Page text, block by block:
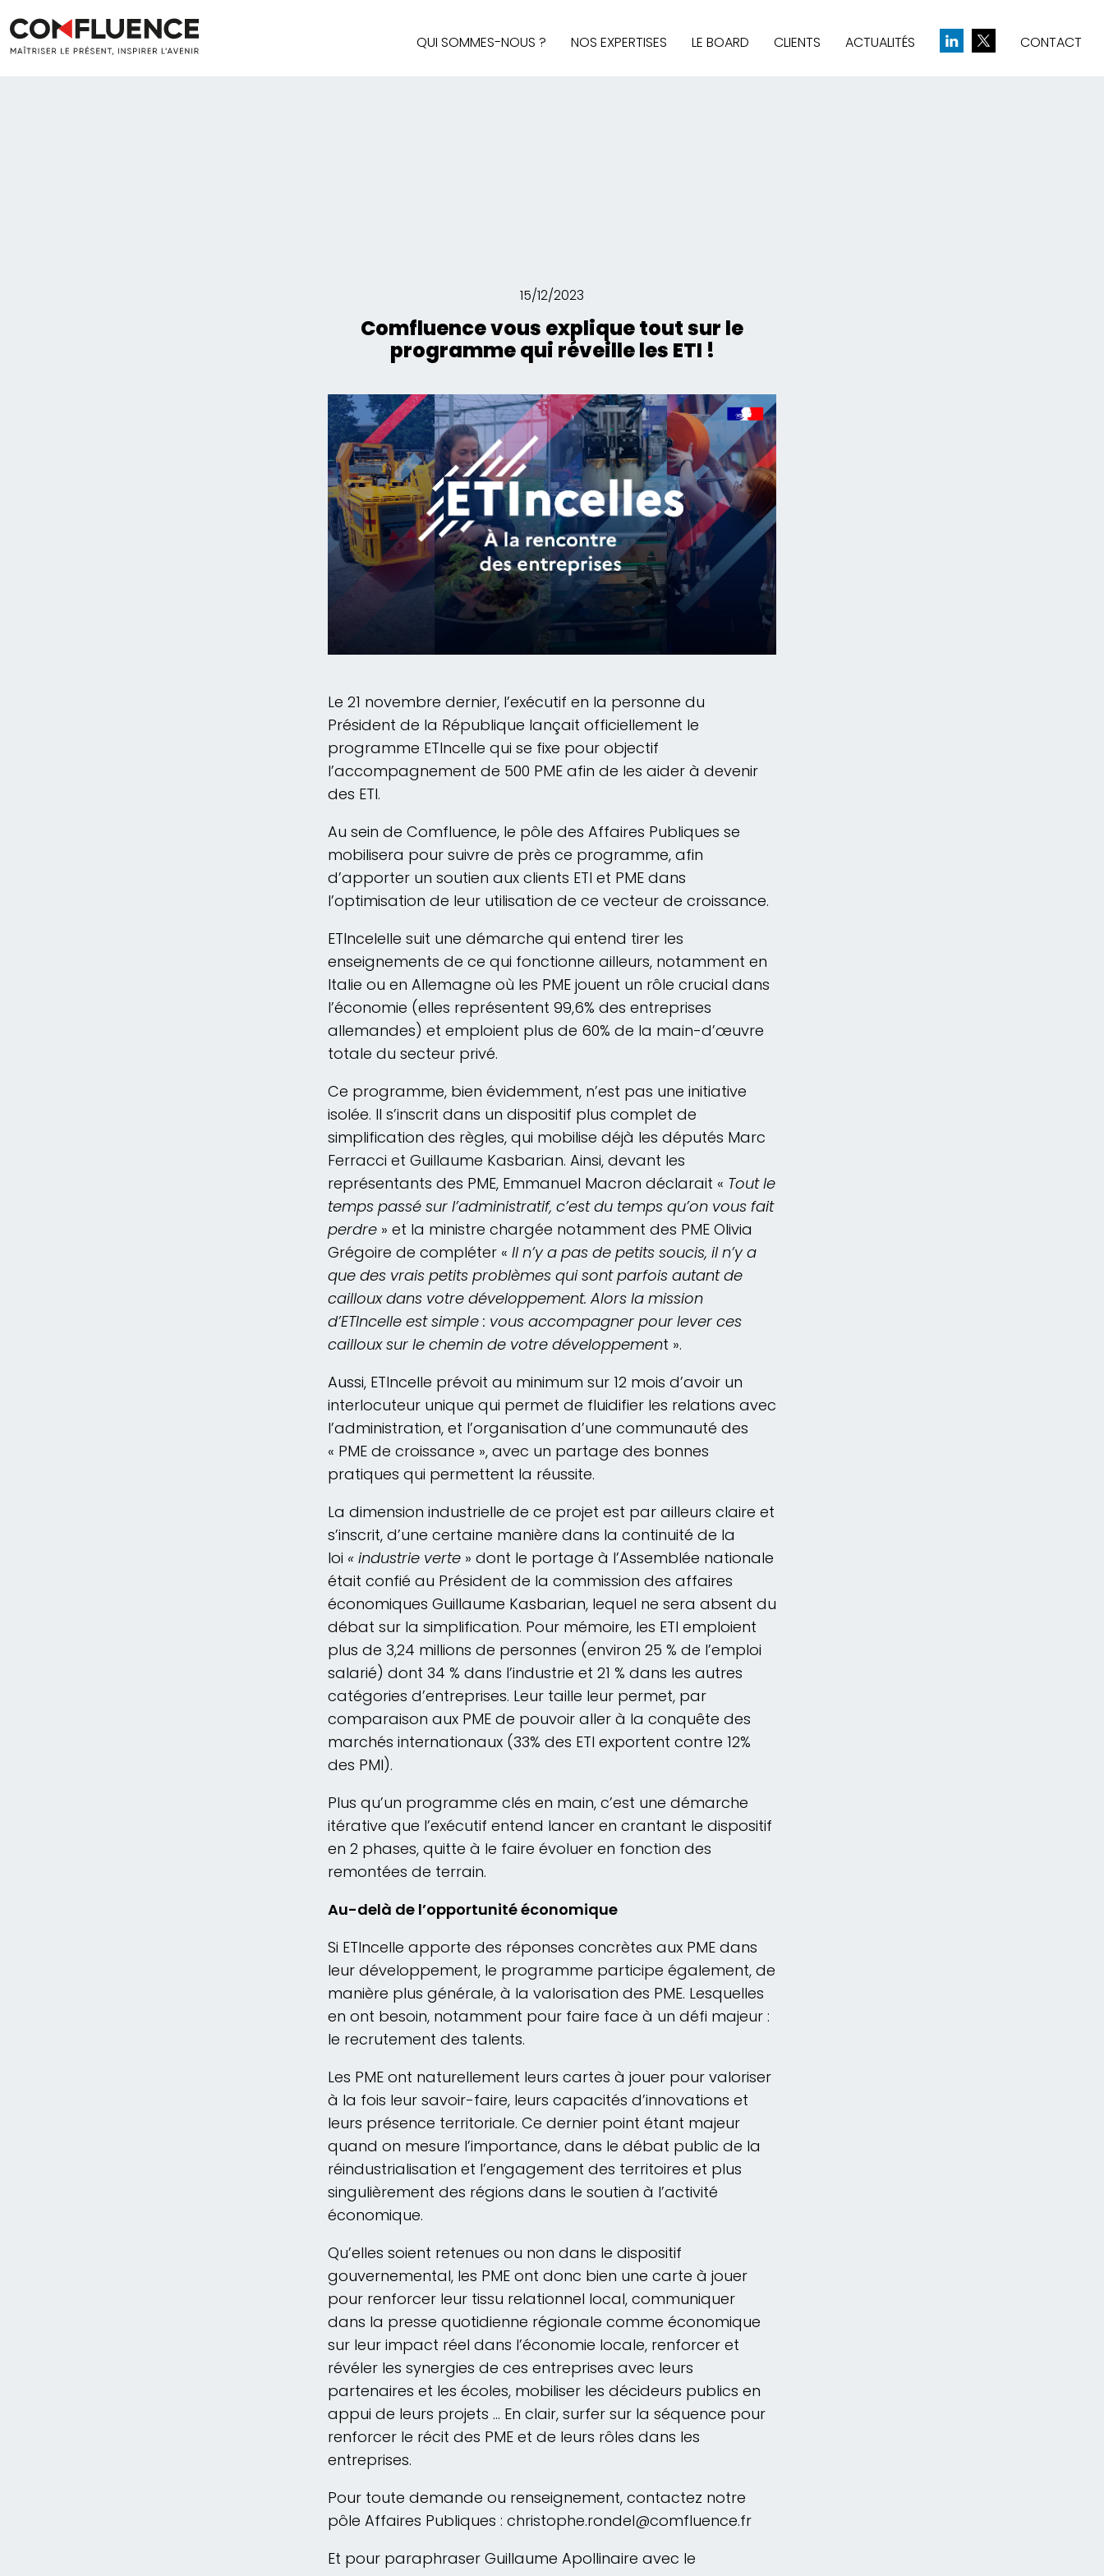
QUI SOMMES-NOUS ?
NOS EXPERTISES
LE BOARD CLIENTS ACTUALITÉS CONTACT
15/12/2023
Comfluence vous explique tout sur le
programme qui réveille les ETI !
Le 21 novembre dernier, l’exécutif en la personne du
Président de la République lançait officiellement le
programme ETIncelle qui se fixe pour objectif
l’accompagnement de 500 PME afin de les aider à devenir
des ETI.
Au sein de Comfluence, le pôle des Affaires Publiques se
mobilisera pour suivre de près ce programme, afin
d’apporter un soutien aux clients ETI et PME dans
l’optimisation de leur utilisation de ce vecteur de croissance.
ETIncelelle suit une démarche qui entend tirer les
enseignements de ce qui fonctionne ailleurs, notamment en
Italie ou en Allemagne où les PME jouent un rôle crucial dans
l’économie (elles représentent 99,6% des entreprises
allemandes) et emploient plus de 60% de la main-d’œuvre
totale du secteur privé.
Ce programme, bien évidemment, n’est pas une initiative
isolée. Il s’inscrit dans un dispositif plus complet de
simplification des règles, qui mobilise déjà les députés Marc
Ferracci et Guillaume Kasbarian. Ainsi, devant les
représentants des PME, Emmanuel Macron déclarait « Tout le
temps passé sur l’administratif, c’est du temps qu’on vous fait
perdre » et la ministre chargée notamment des PME Olivia
Grégoire de compléter « Il n’y a pas de petits soucis, il n’y a
que des vrais petits problèmes qui sont parfois autant de
cailloux dans votre développement. Alors la mission
d’ETIncelle est simple : vous accompagner pour lever ces
cailloux sur le chemin de votre développement ».
Aussi, ETIncelle prévoit au minimum sur 12 mois d’avoir un
interlocuteur unique qui permet de fluidifier les relations avec
l’administration, et l’organisation d’une communauté des
« PME de croissance », avec un partage des bonnes
pratiques qui permettent la réussite.
La dimension industrielle de ce projet est par ailleurs claire et
s’inscrit, d’une certaine manière dans la continuité de la
loi « industrie verte » dont le portage à l’Assemblée nationale
était confié au Président de la commission des affaires
économiques Guillaume Kasbarian, lequel ne sera absent du
débat sur la simplification. Pour mémoire, les ETI emploient
plus de 3,24 millions de personnes (environ 25 % de l’emploi
salarié) dont 34 % dans l’industrie et 21 % dans les autres
catégories d’entreprises. Leur taille leur permet, par
comparaison aux PME de pouvoir aller à la conquête des
marchés internationaux (33% des ETI exportent contre 12%
des PMI).
Plus qu’un programme clés en main, c’est une démarche
itérative que l’exécutif entend lancer en crantant le dispositif
en 2 phases, quitte à le faire évoluer en fonction des
remontées de terrain.
Au-delà de l’opportunité économique
Si ETIncelle apporte des réponses concrètes aux PME dans
leur développement, le programme participe également, de
manière plus générale, à la valorisation des PME. Lesquelles
en ont besoin, notamment pour faire face à un défi majeur :
le recrutement des talents.
Les PME ont naturellement leurs cartes à jouer pour valoriser
à la fois leur savoir-faire, leurs capacités d’innovations et
leurs présence territoriale. Ce dernier point étant majeur
quand on mesure l’importance, dans le débat public de la
réindustrialisation et l’engagement des territoires et plus
singulièrement des régions dans le soutien à l’activité
économique.
Qu’elles soient retenues ou non dans le dispositif
gouvernemental, les PME ont donc bien une carte à jouer
pour renforcer leur tissu relationnel local, communiquer
dans la presse quotidienne régionale comme économique
sur leur impact réel dans l’économie locale, renforcer et
révéler les synergies de ces entreprises avec leurs
partenaires et les écoles, mobiliser les décideurs publics en
appui de leurs projets … En clair, surfer sur la séquence pour
renforcer le récit des PME et de leurs rôles dans les
entreprises.
Pour toute demande ou renseignement, contactez notre
pôle Affaires Publiques : christophe.rondel@comfluence.fr
Et pour paraphraser Guillaume Apollinaire avec le